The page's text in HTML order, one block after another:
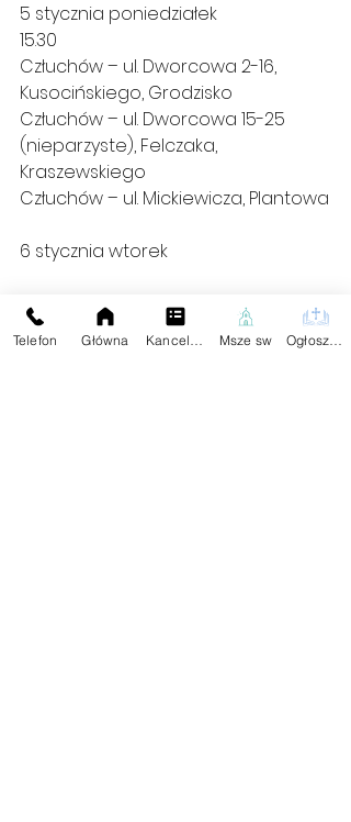
5 stycznia poniedziałek
15.30
Człuchów – ul. Dworcowa 2-16,
Kusocińskiego, Grodzisko
Człuchów – ul. Dworcowa 15-25
(nieparzyste), Felczaka,
Kraszewskiego
Człuchów – ul. Mickiewicza, Plantowa
6 stycznia wtorek
Trzech Króli -nie ma kolędy
Ogłoszenia
Telefon Główna Msze sw